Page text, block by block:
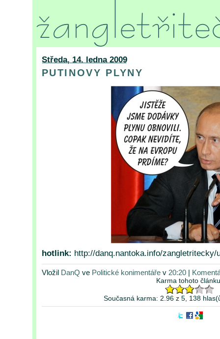
Středa, 14. ledna 2009
PUTINOVY PLYNY
hotlink: http://danq.nantoka.info/zangletritecky/
Vložil DanQ ve Politické konimentářev 20:20|
Karma tohoto
Současná karma: 2.96 z 5, 138